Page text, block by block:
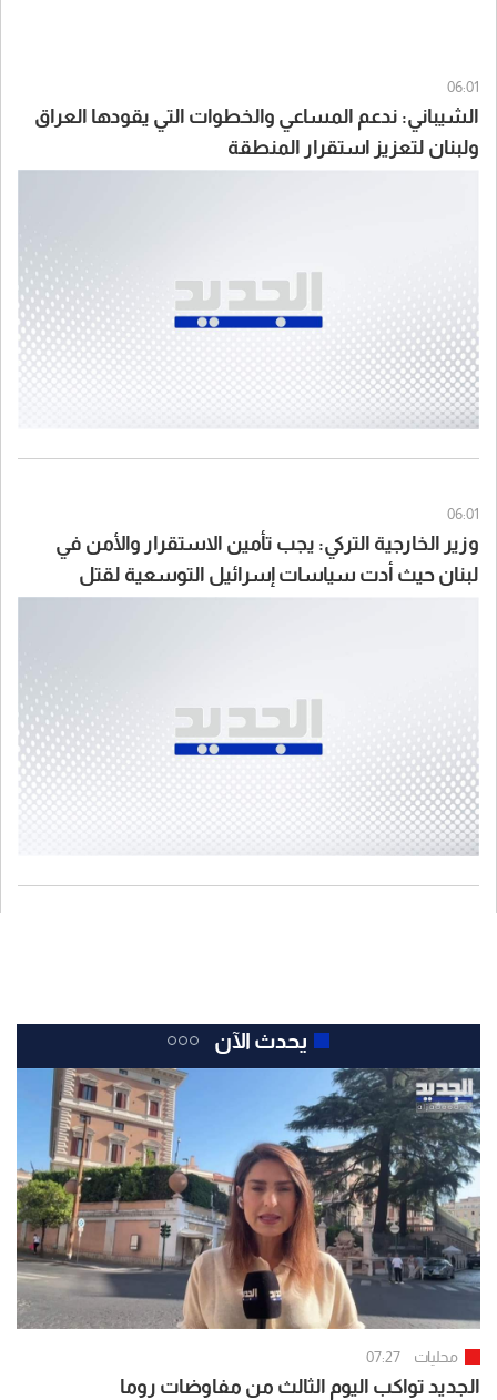
06:01
الشيباني: ندعم المساعي والخطوات التي يقودها العراق
ولبنان لتعزيز استقرار المنطقة
06:01
وزير الخارجية التركي: يجب تأمين الاستقرار والأمن في
لبنان حيث أدت سياسات إسرائيل التوسعية لقتل
يحدث الآن
محليات 07:27
الجديد تواكب اليوم الثالث من مفاوضات روما